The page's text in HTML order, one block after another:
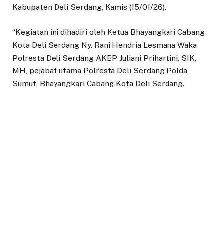
Kabupaten Deli Serdang, Kamis (15/01/26).
“Kegiatan ini dihadiri oleh Ketua Bhayangkari Cabang
Kota Deli Serdang Ny. Rani Hendria Lesmana Waka
Polresta Deli Serdang AKBP Juliani Prihartini, SIK,
MH, pejabat utama Polresta Deli Serdang Polda
Sumut, Bhayangkari Cabang Kota Deli Serdang.